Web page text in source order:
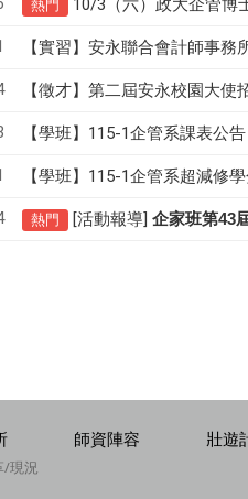
熱門 10/3（六）政大企管博
【實習】安永聯合會計師事
【徵才】第二屆安永校園大使
【學班】115-1企管系課表公告
【學班】115-1企管系超減修
熱門 [活動報導]企家班第43
/現況
師資陣容 壯遊